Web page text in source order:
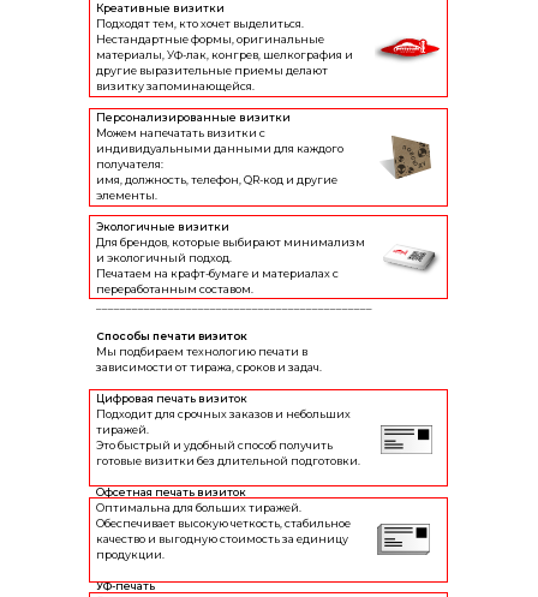
Креативные визитки
Подходят тем, кто хочет выделиться.
Нестандартные формы, оригинальные
материалы, УФ-лак, конгрев, шелкография и
другие выразительные приемы делают
визитку запоминающейся.
Персонализированные визитки
Можем напечатать визитки с
индивидуальными данными для каждого
получателя:
имя, должность, телефон, QR-код и другие
элементы.
Экологичные визитки
Для брендов, которые выбирают минимализм
и экологичный подход.
Печатаем на крафт-бумаге и материалах с
переработанным составом.
Способы печати визиток
Мы подбираем технологию печати в
зависимости от тиража, сроков и задач.
Цифровая печать визиток
Подходит для срочных заказов и небольших
тиражей.
Это быстрый и удобный способ получить
готовые визитки без длительной подготовки.
Офсетная печать визиток
Оптимальна для больших тиражей.
Обеспечивает высокую четкость, стабильное
качество и выгодную стоимость за единицу
продукции.
УФ-печать